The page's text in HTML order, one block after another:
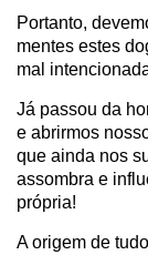
Portanto,
mentes estes
mal
Já passou da
e abrirmos
que ainda nos
assombra e
própria!
A origem de